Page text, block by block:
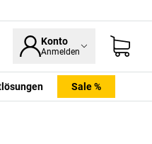
Konto
Anmelden
Sale %